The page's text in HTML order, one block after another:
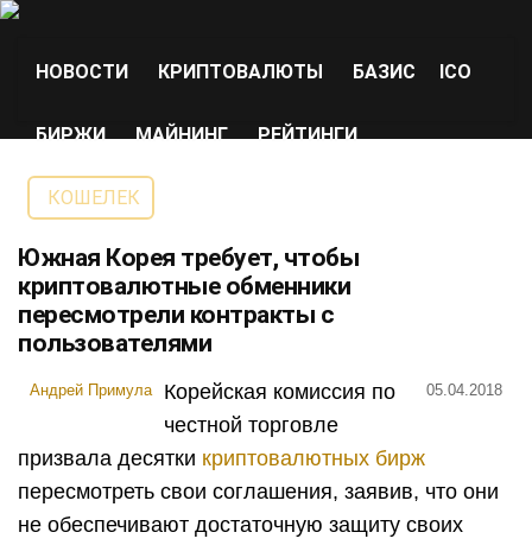
НОВОСТИ КРИПТОВАЛЮТЫ БАЗИС ICO
БИРЖИ МАЙНИНГ РЕЙТИНГИ
КОШЕЛЕК
Южная Корея требует, чтобы
криптовалютные обменники
пересмотрели контракты с
пользователями
Андрей Примула 05.04.2018
Корейская комиссия по
честной торговле
призвала десятки криптовалютных бирж
пересмотреть свои соглашения, заявив, что они
не обеспечивают достаточную защиту своих